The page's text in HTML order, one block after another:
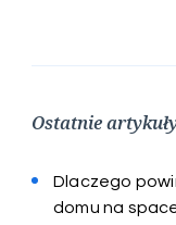
Ostatnie
Dlaczego
domu na